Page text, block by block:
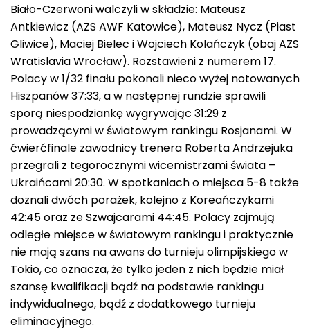
Biało-Czerwoni walczyli w składzie: Mateusz
Antkiewicz (AZS AWF Katowice), Mateusz Nycz (Piast
Gliwice), Maciej Bielec i Wojciech Kolańczyk (obaj AZS
Wratislavia Wrocław). Rozstawieni z numerem 17.
Polacy w 1/32 finału pokonali nieco wyżej notowanych
Hiszpanów 37:33, a w następnej rundzie sprawili
sporą niespodziankę wygrywając 31:29 z
prowadzącymi w światowym rankingu Rosjanami. W
ćwierćfinale zawodnicy trenera Roberta Andrzejuka
przegrali z tegorocznymi wicemistrzami świata –
Ukraińcami 20:30. W spotkaniach o miejsca 5-8 także
doznali dwóch porażek, kolejno z Koreańczykami
42:45 oraz ze Szwajcarami 44:45. Polacy zajmują
odległe miejsce w światowym rankingu i praktycznie
nie mają szans na awans do turnieju olimpijskiego w
Tokio, co oznacza, że tylko jeden z nich będzie miał
szansę kwalifikacji bądź na podstawie rankingu
indywidualnego, bądź z dodatkowego turnieju
eliminacyjnego.